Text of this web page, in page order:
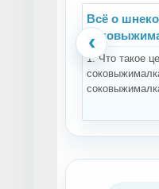
‹
Всё о
1. Что такое